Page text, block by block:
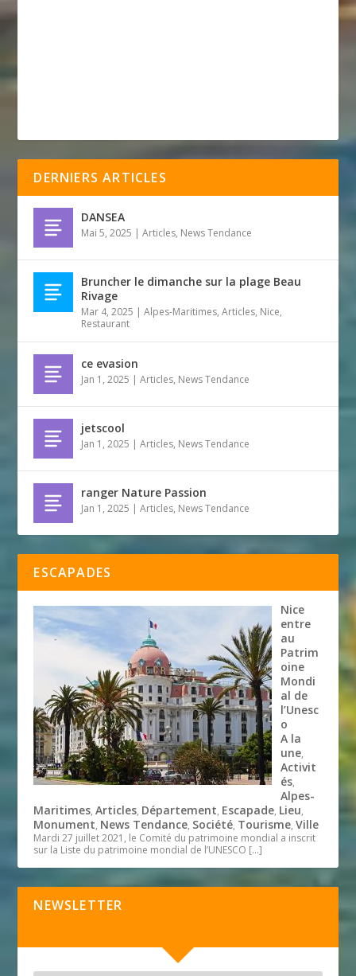
DERNIERS ARTICLES
DANSEA
Mai 5, 2025 |Articles, News Tendance
Bruncher le dimanche sur la plage Beau
Rivage
Mar 4, 2025 |Alpes-Maritimes,Articles, Nice,
Restaurant
ce evasion
Jan 1, 2025 |Articles, News Tendance
jetscool
Jan 1, 2025 |Articles, News Tendance
ranger Nature Passion
Jan 1, 2025 |Articles, News Tendance
ESCAPADES
Nice
entre
au
Patrim
oine
Mondi
al de
l’Unesc
o
A la
une,
Activit
és,
Alpes-
Maritimes,Articles, Département, Escapade, Lieu,
Monument, News Tendance, Société, Tourisme,Ville
Mardi 27 juillet 2021, le Comité du patrimoine mondial a inscrit
sur la Liste du patrimoine mondial de l’UNESCO […]
NEWSLETTER